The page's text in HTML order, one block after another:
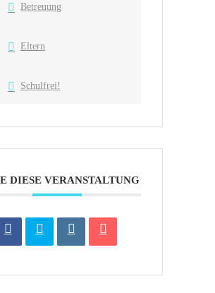
Betreuung
Eltern
Schulfrei!
DIESE VERANSTALTUNG